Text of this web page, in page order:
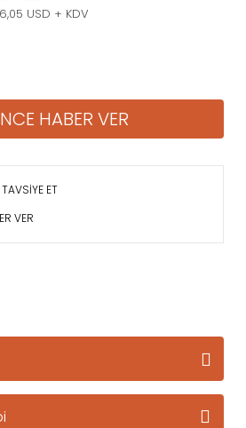
USD + KDV
HABER VER
TAVSİYE ET
VER